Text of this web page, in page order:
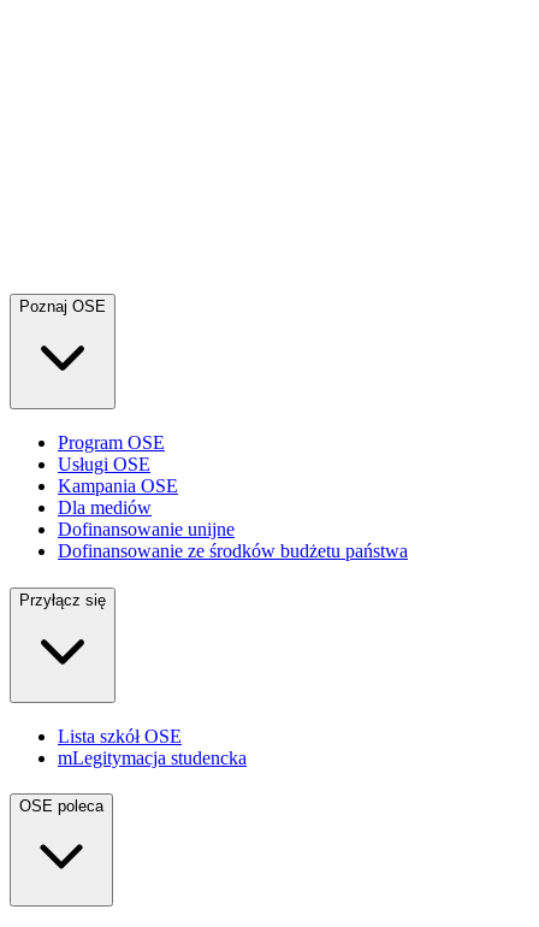
Poznaj OSE
Program OSE
Usługi OSE
Kampania OSE
Dla mediów
Dofinansowanie unijne
Dofinansowanie ze środków budżetu państwa
Przyłącz się
Lista szkół OSE
mLegitymacja studencka
OSE poleca